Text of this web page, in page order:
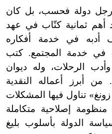
دولة فحسب، بل كان
أهم ثمانية كتّاب في عهد
أدبه في خدمة أفكاره
في خدمة المجتمع. كتب
وأدب الرحلات، وله ديوان
أبرز أعماله النقدية
تناول فيها المشكلات
منظومة إصلاحية متكاملة
الدولة بأسلوب بليغ